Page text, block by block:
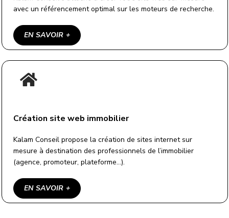
avec un référencement optimal sur les moteurs de recherche.
EN SAVOIR +
Création site web immobilier
Kalam Conseil propose la création de sites internet sur
mesure à destination des professionnels de l’immobilier
(agence, promoteur, plateforme…).
EN SAVOIR +